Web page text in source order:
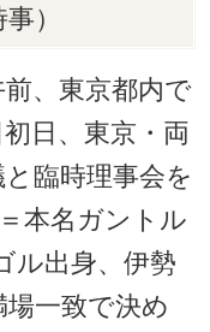
）
、東京都内で
日、東京・両
臨時理事会を
本名ガントル
ル出身、伊勢
一致で決め